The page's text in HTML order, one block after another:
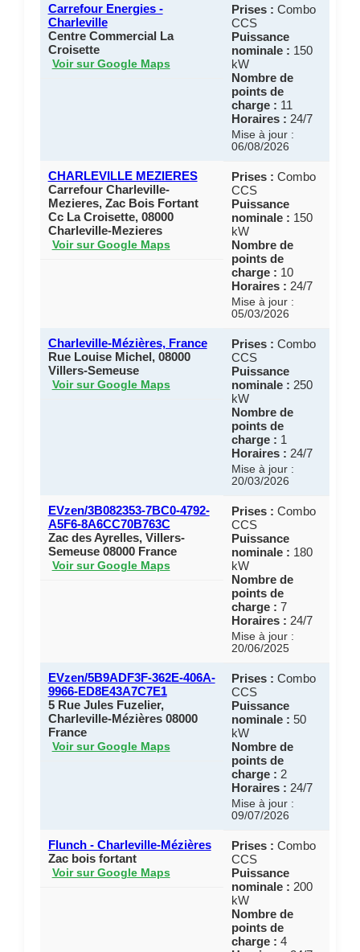
Carrefour Energies -
Charleville
Centre Commercial La
Croisette
Voir sur Google Maps
Prises : Combo
CCS
Puissance
nominale : 150
kW
Nombre de
points de
charge : 11
Horaires : 24/7
Mise à jour :
06/08/2026
CHARLEVILLE MEZIERES
Carrefour Charleville-
Mezieres, Zac Bois Fortant
Cc La Croisette, 08000
Charleville-Mezieres
Voir sur Google Maps
Prises : Combo
CCS
Puissance
nominale : 150
kW
Nombre de
points de
charge : 10
Horaires : 24/7
Mise à jour :
05/03/2026
Charleville-Mézières, France
Rue Louise Michel, 08000
Villers-Semeuse
Voir sur Google Maps
Prises : Combo
CCS
Puissance
nominale : 250
kW
Nombre de
points de
charge : 1
Horaires : 24/7
Mise à jour :
20/03/2026
EVzen/3B082353-7BC0-4792-
A5F6-8A6CC70B763C
Zac des Ayrelles, Villers-
Semeuse 08000 France
Voir sur Google Maps
Prises : Combo
CCS
Puissance
nominale : 180
kW
Nombre de
points de
charge : 7
Horaires : 24/7
Mise à jour :
20/06/2025
EVzen/5B9ADF3F-362E-406A-
9966-ED8E43A7C7E1
5 Rue Jules Fuzelier,
Charleville-Mézières 08000
France
Voir sur Google Maps
Prises : Combo
CCS
Puissance
nominale : 50
kW
Nombre de
points de
charge : 2
Horaires : 24/7
Mise à jour :
09/07/2026
Flunch - Charleville-Mézières
Zac bois fortant
Voir sur Google Maps
Prises : Combo
CCS
Puissance
nominale : 200
kW
Nombre de
points de
charge : 4